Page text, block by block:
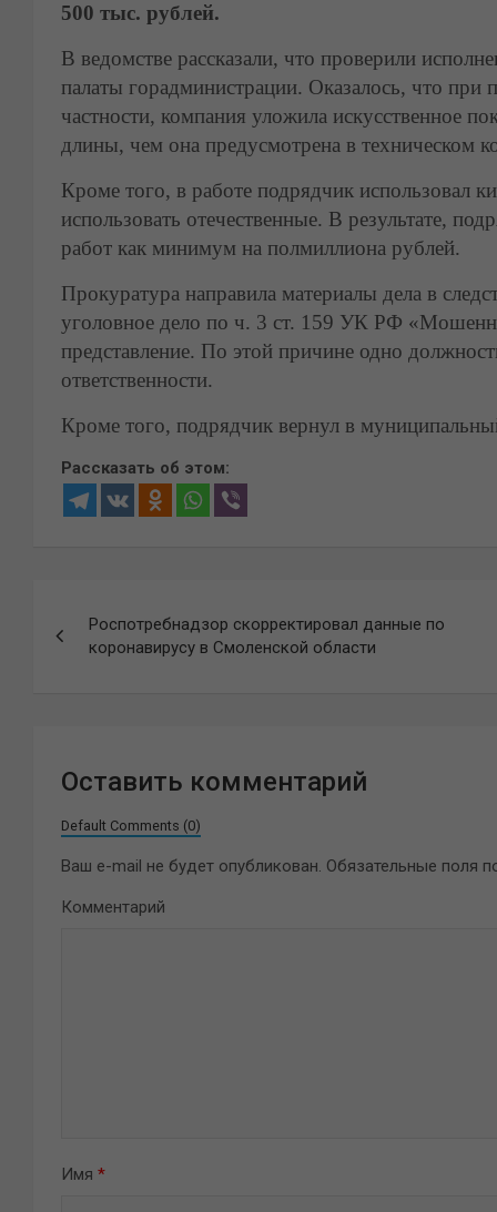
500 тыс. рублей.
В ведомстве рассказали, что проверили
палаты горадминистрации. Оказалось, что
частности, компания уложила искусственное
длины, чем она предусмотрена в техническом
Кроме того, в работе подрядчик использовал
использовать отечественные. В результате,
работ как минимум на полмиллиона рублей.
Прокуратура направила материалы дела в
уголовное дело по ч. 3 ст. 159 УК РФ
представление. По этой причине одно
ответственности.
Кроме того, подрядчик вернул в
Рассказать об этом:
по
Роспотребнадзор скорректировал данные по
коронавирусу в Смоленской области
Оставить комментарий
Default Comments (0)
Ваш e-mail не будет опубликован. Обязательные поля
Комментарий
Имя *